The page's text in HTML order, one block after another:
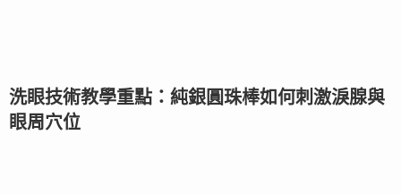
洗眼技術教學重點：純銀圓珠棒如何刺激淚腺與
眼周穴位